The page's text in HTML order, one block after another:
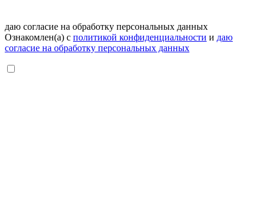
даю согласие на обработку персональных данных
Ознакомлен(а) с политикой конфиденциальности и даю
согласие на обработку персональных данных